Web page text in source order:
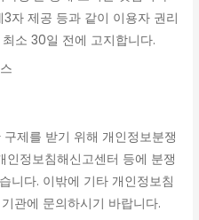
자 제공 등과 같이 이용자 권리
소 30일 전에 고지합니다.
제를 받기 위해 개인정보분쟁
인정보침해신고센터 등에 분쟁
니다. 이밖에 기타 개인정보침
관에 문의하시기 바랍니다.